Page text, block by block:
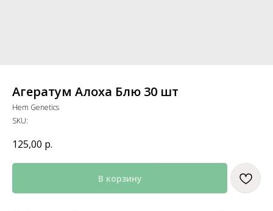
Агератум Алоха Блю 30 шт
Hem Genetics
SKU:
125,00 р.
В корзину